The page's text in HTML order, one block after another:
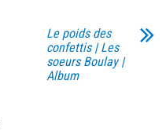
Le poids des
confettis | Les
soeurs Boulay |
Album